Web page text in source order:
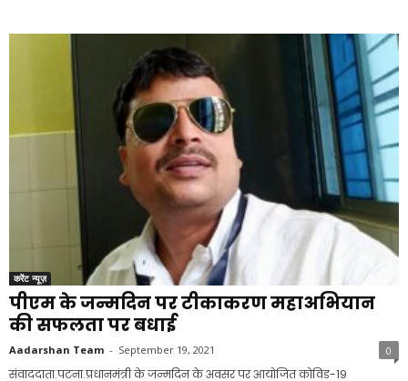
करेंट न्यूज़
पीएम के जन्मदिन पर टीकाकरण महाअभियान
की सफलता पर बधाई
Aadarshan Team - September 19, 2021 0
संवाददाता.पटना.प्रधानमंत्री के जन्मदिन के अवसर पर आयोजित कोविड-19